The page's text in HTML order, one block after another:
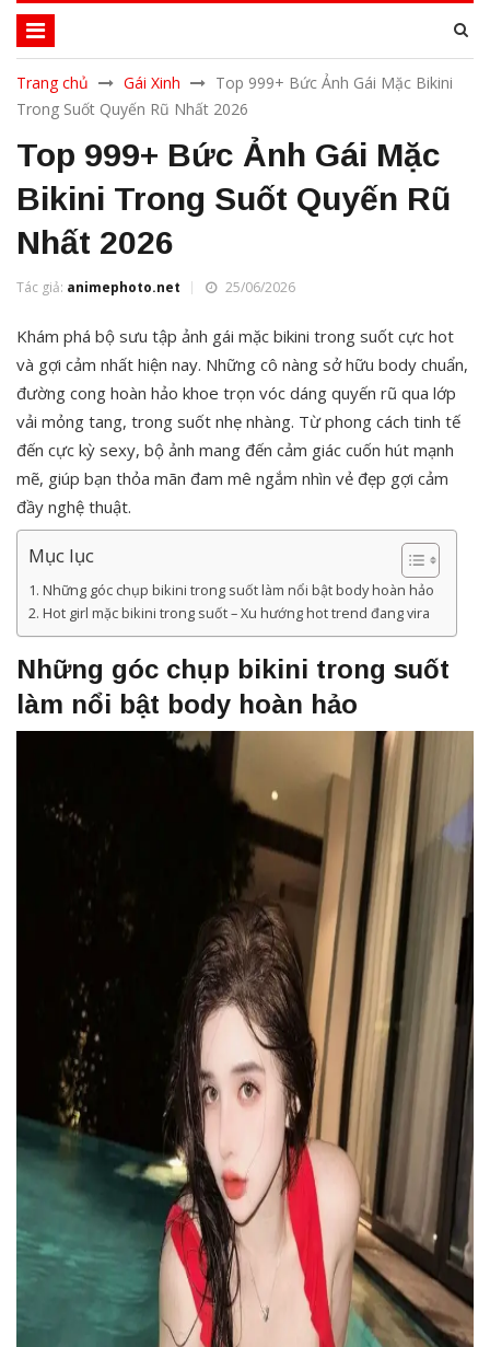
Trang chủ Gái Xinh
Top 999+ Bức Ảnh Gái Mặc Bikini
Trong Suốt Quyến Rũ Nhất 2026
Top 999+ Bức Ảnh Gái Mặc
Bikini Trong Suốt Quyến Rũ
Nhất 2026
Tác giả: animephoto.net 25/06/2026
Khám phá bộ sưu tập ảnh gái mặc bikini trong suốt cực hot
và gợi cảm nhất hiện nay. Những cô nàng sở hữu body chuẩn,
đường cong hoàn hảo khoe trọn vóc dáng quyến rũ qua lớp
vải mỏng tang, trong suốt nhẹ nhàng. Từ phong cách tinh tế
đến cực kỳ sexy, bộ ảnh mang đến cảm giác cuốn hút mạnh
mẽ, giúp bạn thỏa mãn đam mê ngắm nhìn vẻ đẹp gợi cảm
đầy nghệ thuật.
Mục lục
Những góc chụp bikini trong suốt làm nổi bật body hoàn hảo
Hot girl mặc bikini trong suốt – Xu hướng hot trend đang vira
Những góc chụp bikini trong suốt
làm nổi bật body hoàn hảo